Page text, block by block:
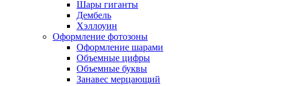
Шары гиганты
Дембель
Хэллоуин
Оформление фотозоны
Оформление шарами
Объемные цифры
Объемные буквы
Занавес мерцающий